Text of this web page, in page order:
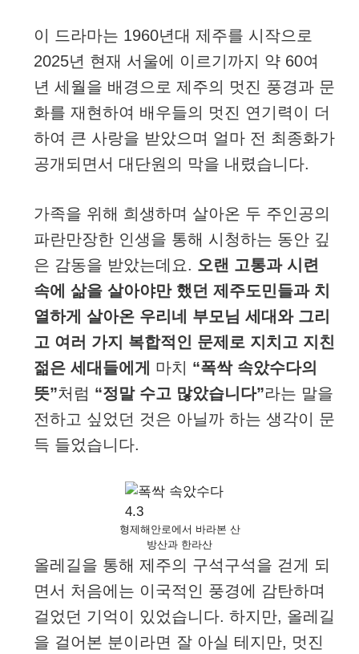
이 드라마는 1960년대 제주를 시작으로
2025년 현재 서울에 이르기까지 약 60여
년 세월을 배경으로 제주의 멋진 풍경과 문
화를 재현하여 배우들의 멋진 연기력이 더
하여 큰 사랑을 받았으며 얼마 전 최종화가
공개되면서 대단원의 막을 내렸습니다.
가족을 위해 희생하며 살아온 두 주인공의
파란만장한 인생을 통해 시청하는 동안 깊
은 감동을 받았는데요. 오랜 고통과 시련
속에 삶을 살아야만 했던 제주도민들과 치
열하게 살아온 우리네 부모님 세대와 그리
고 여러 가지 복합적인 문제로 지치고 지친
젊은 세대들에게
마치 “폭싹 속았수다의
뜻”처럼 “정말 수고 많았습니다”라는 말을
전하고 싶었던 것은 아닐까 하는 생각이 문
득 들었습니다.
형제해안로에서 바라본 산
방산과 한라산
올레길을 통해 제주의 구석구석을 걷게 되
면서 처음에는 이국적인 풍경에 감탄하며
걸었던 기억이 있었습니다. 하지만, 올레길
을 걸어본 분이라면 잘 아실 테지만, 멋진